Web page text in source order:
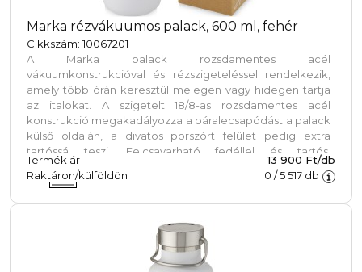
Marka rézvákuumos palack, 600 ml, fehér
Cikkszám: 10067201
A Marka palack rozsdamentes acél
vákuumkonstrukcióval és rézszigeteléssel rendelkezik,
amely több órán keresztül melegen vagy hidegen tartja
az italokat. A szigetelt 18/8-as rozsdamentes acél
konstrukció megakadályozza a páralecsapódást a palack
külső oldalán, a divatos porszórt felület pedig extra
tartóssá teszi. Felcsavarható fedéllel és tartós,
cinkötvözetből készült fogóval is rendelkezik. BPA-
mentes, a német élelmiszerbiztonsági törvény (LFGB)
szabványos autós pohártartóba illeszkedik.
Szivárgásmentes. Szénsavas italokkal nem használható.
Mosogatógépben nem mosható és mikrohullámú
Termék ár
13 900 Ft/db
Raktáron/külföldön
0 /5 517 db